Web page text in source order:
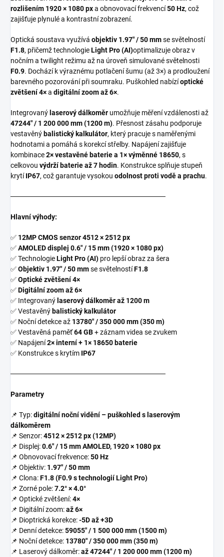
rozlišením 1920 × 1080 pxa obnovovací frekvencí50 Hz, což
zajišťuje plynulé a kontrastní zobrazení.
Optická soustava využívá objektiv 1.97" / 50 mmse světelností
F1.8, přičemž technologieLight Pro (AI)optimalizuje obraz v
nočním a twilight režimu až na úroveň simulované světelnosti
F0.9. Dochází k výraznému potlačení šumu (až 3×) a prodloužení
barevného pozorování při soumraku. Puškohled nabízíoptické
zvětšení 4×a digitální zoom až 6×.
Integrovaný laserový dálkoměr umožňuje měření vzdálenosti až
47244" / 1 200 000 mm (1200 m). Přesnost zásahu podporuje
vestavěný balistický kalkulátor, který pracuje s naměřenými
hodnotami a pomáhá s korekcí střelby. Napájení zajišťuje
kombinace2× vestavěné baterie a 1× výměnné 18650, s
celkovou výdrží baterie až 7 hodin. Konstrukce splňuje stupeň
krytíIP67, což garantuje vysokou odolnost proti vodě a prachu.
───────────────────────────────
Hlavní výhody:
✅ 12MP CMOS senzor 4512 × 2512 px
✅AMOLED displej 0.6" / 15 mm (1920 × 1080 px)
✅ TechnologieLight Pro (AI) pro lepší obraz za šera
✅Objektiv 1.97" / 50 mmse světelnostíF1.8
✅Optické zvětšení 4×
✅Digitální zoom až 6×
✅ Integrovaný laserový dálkoměr až 1200 m
✅ Vestavěný balistický kalkulátor
✅ Noční detekce až 13780" / 350 000 mm (350 m)
✅ Vestavěná paměť64 GB+ záznam videa se zvukem
✅ Napájení2× interní + 1× 18650 baterie
✅ Konstrukce s krytím IP67
───────────────────────────────
Parametry
📌 Typ:digitální noční vidění – puškohled s laserovým
dálkoměrem
📌 Senzor:4512 × 2512 px (12MP)
📌 Displej:0.6" / 15 mm AMOLED, 1920 × 1080 px
📌 Obnovovací frekvence:50 Hz
📌 Objektiv: 1.97" / 50 mm
📌 Clona:F1.8 (F0.9 s technologií Light Pro)
📌 Zorné pole:7.2° × 4.0°
📌 Optické zvětšení:4×
📌 Digitální zoom:až 6×
📌 Dioptrická korekce:-5D až +3D
📌 Denní detekce:59055" / 1 500 000 mm (1500 m)
📌 Noční detekce: 13780" / 350 000 mm (350 m)
📌 Laserový dálkoměr:až 47244" / 1 200 000 mm (1200 m)